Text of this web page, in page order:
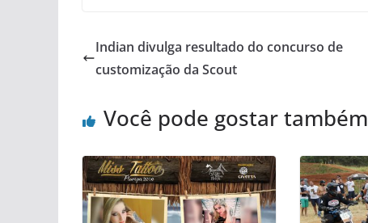
Indian divulga resultado do concurso de
customização da Scout
Você pode gostar também